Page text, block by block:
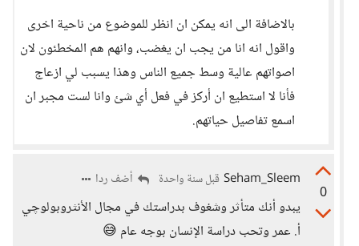
بالاضافة الى انه يمكن ان انظر للموضوع من ناحية اخرى
واقول انه انا من يجب ان يغضب، وانهم هم المخطئون لان
اصواتهم عالية وسط جميع الناس وهذا يسبب لي ازعاج
فأنا لا استطيع ان أركز في فعل أي شئ وانا لست مجبر ان
اسمع تفاصيل حياتهم.
0
Seham_Sleem قبل سنة واحدة أضف ردا
يبدو أنك متأثر وشغوف بدراستك في مجال الأنثروبولوچي
أ. عمر وتحب دراسة الإنسان بوجه عام 😅